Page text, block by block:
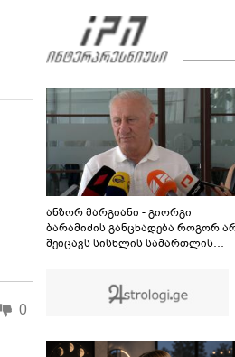
გვქონდა"
01:27
კადრები
ქუჩაზე?
"ლაზარეს
არ
დაასრულე
დედა-
0
ანზორ მარგიანი - გიორგი
ბარამიძის განცხადება როგორ
შეიცავს სისხლის სამართლის
როგორ შეიძლებოდა ამის თქმა?